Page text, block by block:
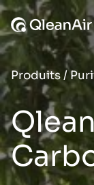
Aller au contenu
Produits/